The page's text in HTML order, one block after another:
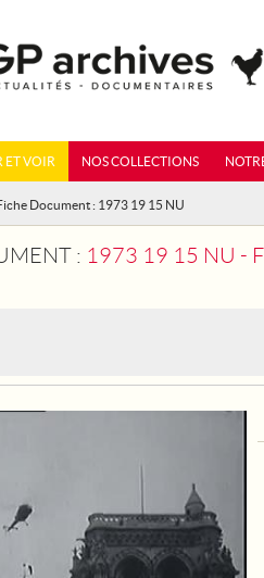
ET VOIR NOS COLLECTIONS
Document : 1973 19 15 NU
: 1973 19 15 NU -